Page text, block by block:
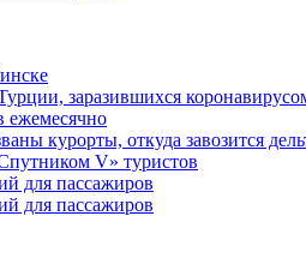
заразившихся
ежемесячно
курорты, откуда завозится
V» туристов
для пассажиров
для пассажиров